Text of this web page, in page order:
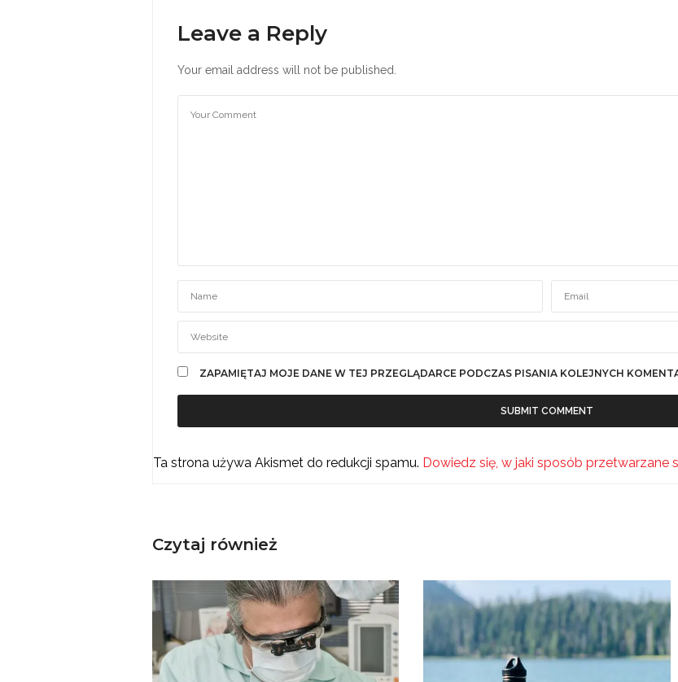
Leave a Reply
Your email address will not be published.
ZAPAMIĘTAJ MOJE DANE W TEJ PRZEGLĄDARCE PODCZAS PISANIA KOLEJNYCH
Ta strona używa Akismet do redukcji spamu. Dowiedz się, w jaki sposób przetwarzane
Czytaj również